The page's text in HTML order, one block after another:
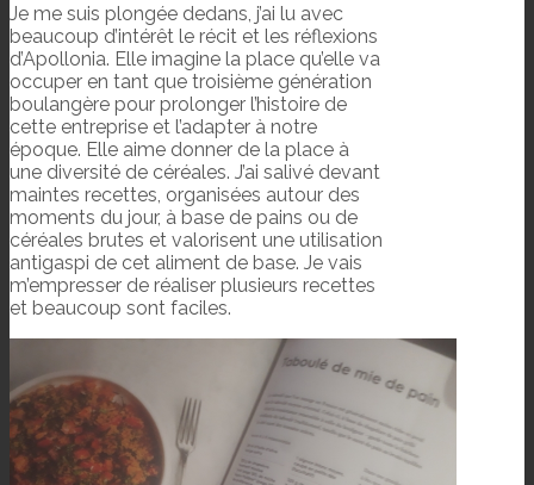
Je me suis plongée dedans, j’ai lu avec
beaucoup d’intérêt le récit et les réflexions
d’Apollonia. Elle imagine la place qu’elle va
occuper en tant que troisième génération
boulangère pour prolonger l’histoire de
cette entreprise et l’adapter à notre
époque. Elle aime donner de la place à
une diversité de céréales. J’ai salivé devant
maintes recettes, organisées autour des
moments du jour, à base de pains ou de
céréales brutes et valorisent une utilisation
antigaspi de cet aliment de base. Je vais
m’empresser de réaliser plusieurs recettes
et beaucoup sont faciles.